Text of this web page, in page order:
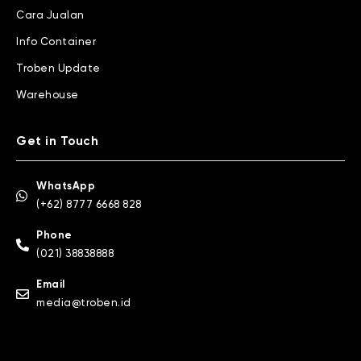
Cara Jualan
Info Container
Troben Update
Warehouse
Get in Touch
WhatsApp
(+62) 8777 6668 828
Phone
(021) 38838888
Email
media@troben.id